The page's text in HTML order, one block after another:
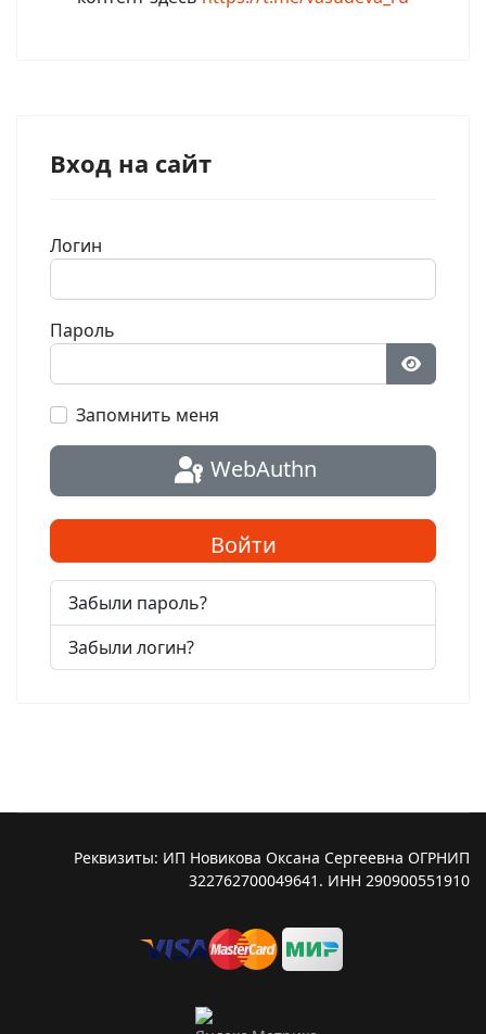
Вход на сайт
Логин
Пароль
Запомнить меня
WebAuthn
Войти
Забыли пароль?
Забыли логин?
Реквизиты: ИП Новикова Оксана Сергеевна ОГРНИП
322762700049641. ИНН 290900551910